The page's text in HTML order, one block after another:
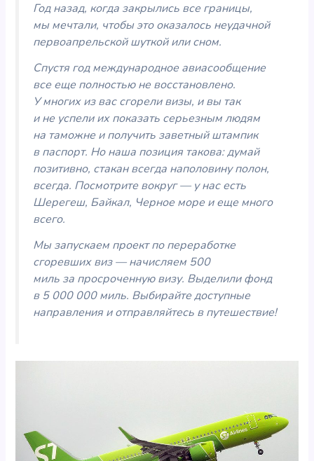
Год назад, когда закрылись все границы,
мы мечтали, чтобы это оказалось неудачной
первоапрельской шуткой или сном.
Спустя год международное авиасообщение
все еще полностью не восстановлено.
У многих из вас сгорели визы, и вы так
и не успели их показать серьезным людям
на таможне и получить заветный штампик
в паспорт. Но наша позиция такова: думай
позитивно, стакан всегда наполовину полон,
всегда. Посмотрите вокруг — у нас есть
Шерегеш, Байкал, Черное море и еще много
всего.
Мы запускаем проект по переработке
сгоревших виз — начисляем 500
миль за просроченную визу. Выделили фонд
в 5 000 000 миль. Выбирайте доступные
направления и отправляйтесь в путешествие!